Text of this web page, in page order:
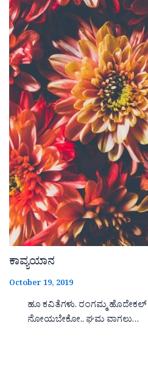
ಕಾವ್ಯಯಾನ
October 19, 2019
ಹೂ ಕವಿತೆಗಳು. ರಂಗಮ್ಮ ಹೊದೇಕಲ್
ನೋಯಬೇಕೋ.. ಘಮ ವಾಗಲು…